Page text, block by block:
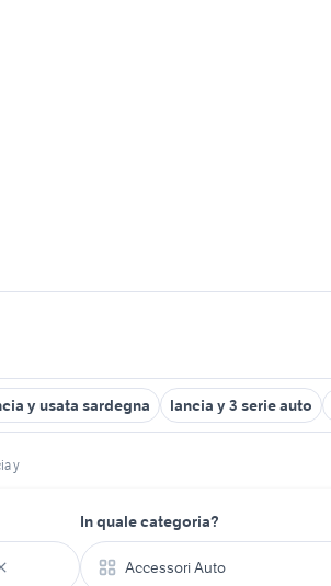
y usata sardegna lancia y 3 serie auto
y
In quale categoria?
Accessori Auto